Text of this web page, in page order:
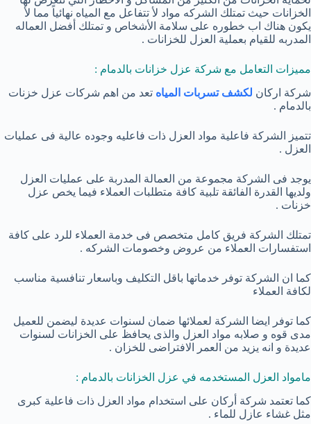
الخزانات حيث تمتلك الشركه مواد لأ تتفاعل مع المياه نهائياً مما لأ
يكون هناك اب خطوره على سلامة الأشخاص و تمتلك أفضل العماله
المدربه للقيام بعملية العزل للخزانات .
مميزات التعامل مع شركة عزل خزانات بالدمام :
شركة اركان لكشف تسربات المياه تعد من اهم شركات عزل خزنات
بالدمام .
تتميز الشركة فاعلية مواد العزل ذات فاعليه وجوده عالية فى عمليات
العزل .
يوجد فى الشركة مجموعة من العمالة المدربة على عمليات العزل
ولديها القدرة الفائقة تلبية كافة متطلبات العملاء فيما يخص عزل
خزنات .
تمتلك الشركة فريق كامل متخصص فى خدمة العملاء للرد على كافة
استفسارات العملاء من عروض وخصومات الشركه .
كما ان الشركة توفر خدماتها باقل التكليف وباسعار تنافسية مناسب
لكافة العملاء
كما توفر ايضا الشركة لعملائها ضمان لسنوات عديدة ليضمن للعميل
مدى قوه و صلابه مواد العزل والذى يحافظ على الخزانات لسنوات
عديدة و انه يزيد من العمر الافتراضى للخزان .
مامواد العزل المستخدمه في عزل الخزانات بالدمام :
كما تعتمد شركة أركان على استخدام مواد العزل ذات فاعلية كبرى
مثل غشاء عازل للماء .